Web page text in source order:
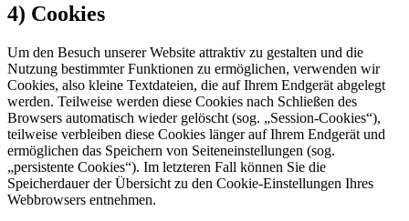
4) Cookies
Um den Besuch unserer Website attraktiv zu gestalten und die
Nutzung bestimmter Funktionen zu ermöglichen, verwenden wir
Cookies, also kleine Textdateien, die auf Ihrem Endgerät abgelegt
werden. Teilweise werden diese Cookies nach Schließen des
Browsers automatisch wieder gelöscht (sog. „Session-Cookies“),
teilweise verbleiben diese Cookies länger auf Ihrem Endgerät und
ermöglichen das Speichern von Seiteneinstellungen (sog.
„persistente Cookies“). Im letzteren Fall können Sie die
Speicherdauer der Übersicht zu den Cookie-Einstellungen Ihres
Webbrowsers entnehmen.